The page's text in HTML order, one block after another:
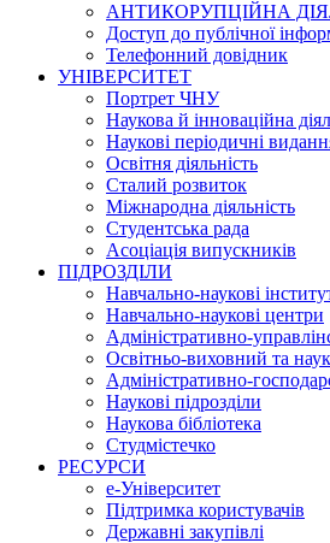
АНТИКОРУПЦІЙНА
Доступ до публічної
Телефонний довідник
УНІВЕРСИТЕТ
Портрет ЧНУ
Наукова й інноваційна
Наукові періодичні
Освітня діяльність
Сталий розвиток
Міжнародна діяльність
Студентська рада
Асоціація випускників
ПІДРОЗДІЛИ
Навчально-наукові
Навчально-наукові центри
Адміністративно-
Освітньо-виховний та
Адміністративно-
Наукові підрозділи
Наукова бібліотека
Студмістечко
РЕСУРСИ
е-Університет
Підтримка користувачів
Державні закупівлі